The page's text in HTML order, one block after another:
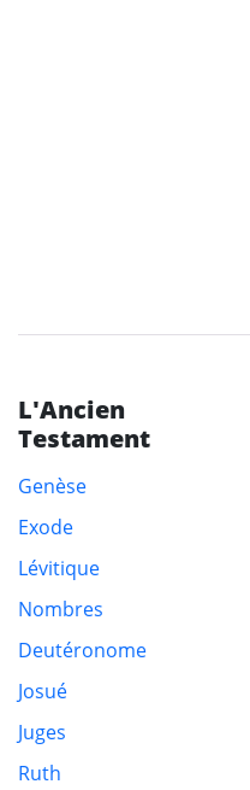
L'Ancien
Testament
Genèse
Exode
Lévitique
Nombres
Deutéronome
Josué
Juges
Ruth